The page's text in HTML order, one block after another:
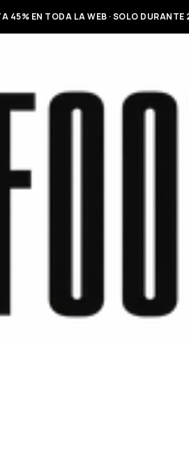
45% EN TODA LA WEB · SOLO DURANTE